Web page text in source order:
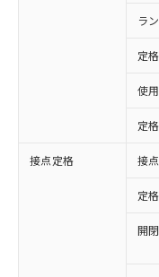
ラ
定
使
定
接点定格 接
定
開
以下の条件を
本サー
商品の
(税抜)
当社制
本サー
非含有に対応
対応予定：
有に対応し
対応予定な
非含有に非対
調査・確認中
非含有の対応
非該当品：
害物質有無
仕入先様の
「○」：最大
基準値以下
「×」：最大